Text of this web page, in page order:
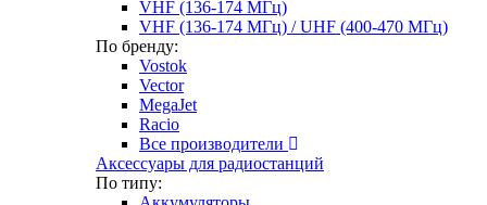
VHF (136-174 МГц)
VHF (136-174 МГц) / UHF (400-470 МГц)
По бренду:
Vostok
Vector
MegaJet
Racio
Все производители
Аксессуары для радиостанций
По типу: